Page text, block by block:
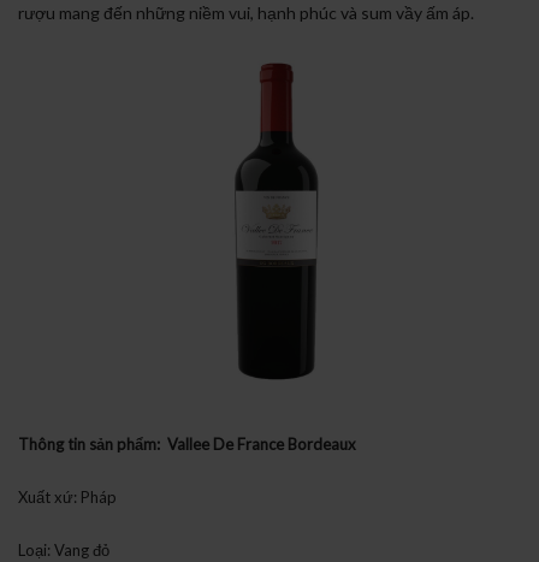
rượu mang đến những niềm vui, hạnh phúc và sum vầy ấm áp.
Thông tin sản phẩm: Vallee De France Bordeaux
Xuất xứ: Pháp
Loại: Vang đỏ